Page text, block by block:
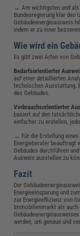
→ Am wichtigsten und als
Bundesregierung klar den
Gebäudeenergieausweis
indem er zu einer
Wie wird ein
Es gibt zwei Arten von
Bedarfsorientierter
auf einer detaillierten
technischen Ausstattung.
des Gebäudes.
Verbrauchsorientierter
basiert auf den
einfacher zu erstellen,
→ Für die Erstellung
Energieberater beauftragt
Gebäudes durchführen
Ausweis ausstellen zu
Fazit
Der
Energieeinsparung und
zur Energieeffizienz von
Immobilienmarkt als auch
werden, um genaue und